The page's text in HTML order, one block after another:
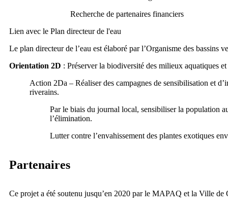
Recherche de partenaires financiers
Lien avec le Plan directeur de l'eau
Le plan directeur de l’eau est élaboré par l’Organisme des bassins
Orientation 2D : Préserver la biodiversité des milieux aquatiques
Action 2Da – Réaliser des campagnes de sensibilisation et
riverains.
Par le biais du journal local, sensibiliser la population
l’élimination.
Lutter contre l’envahissement des plantes exotiques
Partenaires
Ce projet a été soutenu jusqu’en 2020 par le MAPAQ et la Ville